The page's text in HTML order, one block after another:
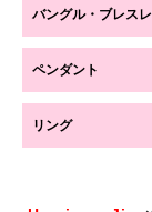
バングル・ブレス
ペンダント
リング